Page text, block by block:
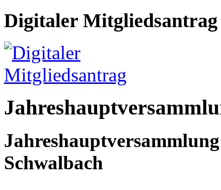
Digitaler Mitgliedsantrag
Schwalbach